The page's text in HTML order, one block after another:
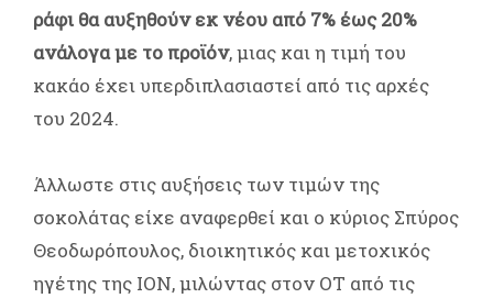
ράφι θα αυξηθούν εκ νέου από 7% έως 20%
ανάλογα με το προϊόν, μιας και η τιμή του
κακάο έχει υπερδιπλασιαστεί από τις αρχές
του 2024.
Άλλωστε στις αυξήσεις των τιμών της
σοκολάτας είχε αναφερθεί και ο κύριος Σπύρος
Θεοδωρόπουλος, διοικητικός και μετοχικός
ηγέτης της ΙΟΝ, μιλώντας στον ΟΤ από τις